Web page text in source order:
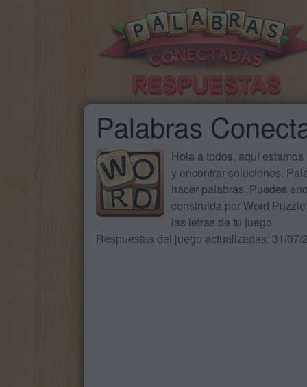
Palabras
Hola a todos, aquí
y encontrar soluciones.
hacer palabras. Puedes
construida por Word
las letras de tu juego.
Respuestas del juego actualizadas: 31/07/